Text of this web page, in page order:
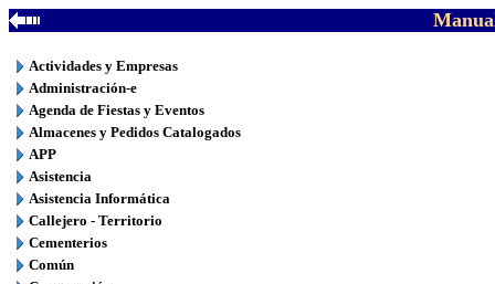
Actividades y Empresas
Administración-e
Agenda de Fiestas y Eventos
Almacenes y Pedidos Catalogados
APP
Asistencia
Asistencia Informática
Callejero - Territorio
Cementerios
Común